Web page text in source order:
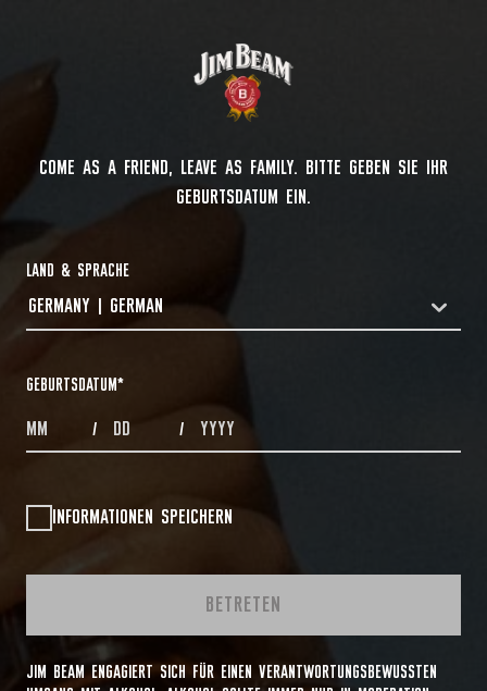
COME AS A FRIEND, LEAVE AS FAMILY. BITTE GEBEN SIE IHR
GEBURTSDATUM EIN.
LAND & SPRACHE
COUNTRYDROPDOWN
GERMANY | GERMAN
GEBURTSDATUM*
MONTHS / DAYS / YEAR
INFORMATIONEN SPEICHERN
BETRETEN
JIM BEAM ENGAGIERT SICH FÜR EINEN VERANTWORTUNGSBEWUSSTEN